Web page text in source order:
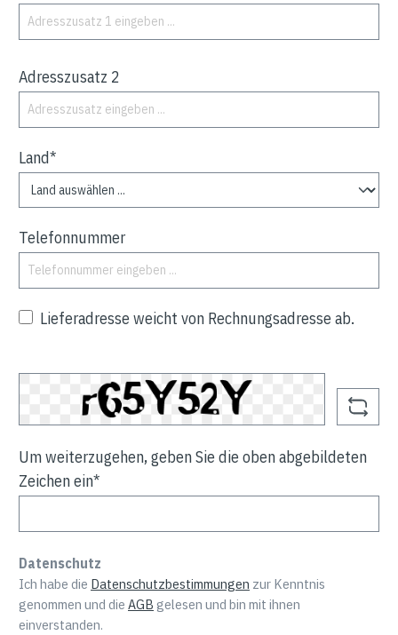
Adresszusatz 2
Land*
Telefonnummer
Lieferadresse weicht von Rechnungsadresse ab.
Um weiterzugehen, geben Sie die oben abgebildeten
Zeichen ein*
Datenschutz
Ich habe die Datenschutzbestimmungen zur Kenntnis
genommen und die AGB gelesen und bin mit ihnen
einverstanden.